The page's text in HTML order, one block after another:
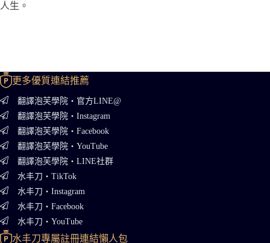
人生。
更多優質連結推薦
翻譯泡芙學院・官方LINE@
翻譯泡芙學院・Instagram
翻譯泡芙學院・Facebook
翻譯泡芙學院・YouTube
翻譯泡芙學院・LINE社群
水丰刀・TikTok
水丰刀・Instagram
水丰刀・Facebook
水丰刀・YouTube
水丰刀專屬註冊連結懶人包